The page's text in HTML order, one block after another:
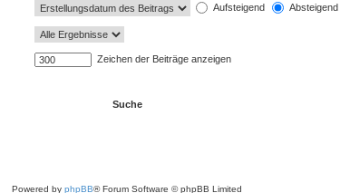
Aufsteigend Absteigend
Zeichen der Beiträge anzeigen
Powered by phpBB® Forum Software © phpBB Limited